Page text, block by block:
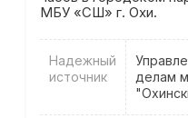
МБУ «СШ» г. Охи.
Надежный
источник
делам